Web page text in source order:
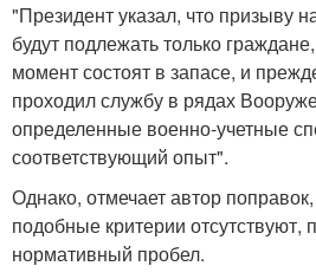
"Президент указал, что призыву
будут подлежать только
момент состоят в запасе, и
проходил службу в рядах
определенные военно-учетные
соответствующий опыт".
Однако, отмечает автор
подобные критерии отсутствуют,
нормативный пробел.